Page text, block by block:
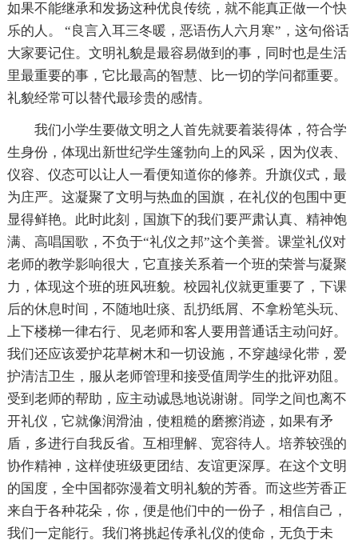
如果不能继承和发扬这种优良传统，就不能真正做一个快
乐的人。 “良言入耳三冬暖，恶语伤人六月寒”，这句俗话
大家要记住。文明礼貌是最容易做到的事，同时也是生活
里最重要的事，它比最高的智慧、比一切的学问都重要。
礼貌经常可以替代最珍贵的感情。
我们小学生要做文明之人首先就要着装得体，符合学
生身份，体现出新世纪学生篷勃向上的风采，因为仪表、
仪容、仪态可以让人一看便知道你的修养。升旗仪式，最
为庄严。这凝聚了文明与热血的国旗，在礼仪的包围中更
显得鲜艳。此时此刻，国旗下的我们要严肃认真、精神饱
满、高唱国歌，不负于“礼仪之邦”这个美誉。课堂礼仪对
老师的教学影响很大，它直接关系着一个班的荣誉与凝聚
力，体现这个班的班风班貌。校园礼仪就更重要了，下课
后的休息时间，不随地吐痰、乱扔纸屑、不拿粉笔头玩、
上下楼梯一律右行、见老师和客人要用普通话主动问好。
我们还应该爱护花草树木和一切设施，不穿越绿化带，爱
护清洁卫生，服从老师管理和接受值周学生的批评劝阻。
受到老师的帮助，应主动诚恳地说谢谢。同学之间也离不
开礼仪，它就像润滑油，使粗糙的磨擦消迹，如果有矛
盾，多进行自我反省。互相理解、宽容待人。培养较强的
协作精神，这样使班级更团结、友谊更深厚。在这个文明
的国度，全中国都弥漫着文明礼貌的芳香。而这些芳香正
来自于各种花朵，你，便是他们中的一份子，相信自己，
我们一定能行。我们将挑起传承礼仪的使命，无负于未